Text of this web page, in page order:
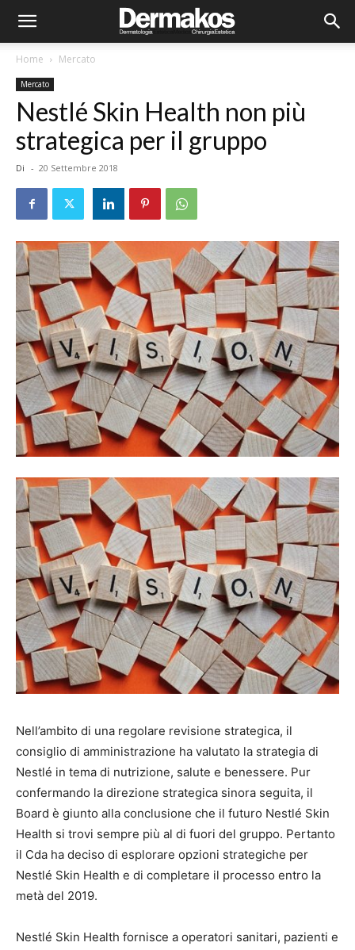
Home Mercato
Mercato
Nestlé Skin Health non più
strategica per il gruppo
Di - 20 Settembre 2018
Nell’ambito di una regolare revisione strategica, il
consiglio di amministrazione ha valutato la strategia di
Nestlé in tema di nutrizione, salute e benessere. Pur
confermando la direzione strategica sinora seguita, il
Board è giunto alla conclusione che il futuro Nestlé Skin
Health si trovi sempre più al di fuori del gruppo. Pertanto
il Cda ha deciso di esplorare opzioni strategiche per
Nestlé Skin Health e di completare il processo entro la
metà del 2019.
Nestlé Skin Health fornisce a operatori sanitari, pazienti e